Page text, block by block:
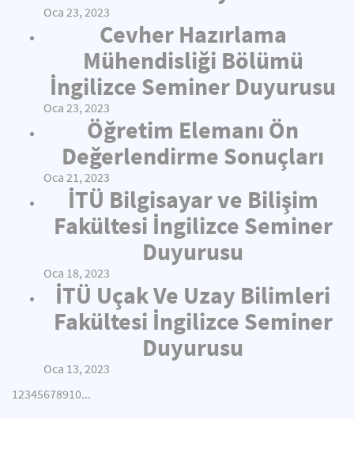
Oca 23, 2023
Cevher Hazırlama
Mühendisliği Bölümü
İngilizce Seminer Duyurusu
Oca 23, 2023
Öğretim Elemanı Ön
Değerlendirme Sonuçları
Oca 21, 2023
İTÜ Bilgisayar ve Bilişim
Fakültesi İngilizce Seminer
Duyurusu
Oca 18, 2023
İTÜ Uçak Ve Uzay Bilimleri
Fakültesi İngilizce Seminer
Duyurusu
Oca 13, 2023
12345678910...